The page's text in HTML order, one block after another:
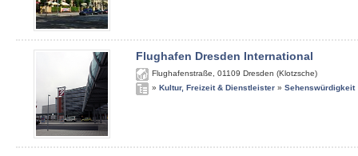
Flughafen Dresden International
Flughafenstraße 01109 Dresden (Klotzsche)
» Kultur, Freizeit & Dienstleister » Sehenswürdigkeit